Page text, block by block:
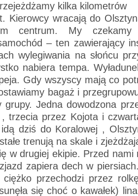
kilka kilometrów
Kierowcy wracają do
centrum. My
– ten zawierający
wylegiwania na słońcu
nabiera tempa.
Gdy wszyscy mają co
bagaż i
grupy. Jedna dowodzona
trzecia przez Kojota i
dziś do Koralowej ,
trenują na skale i
w drugiej ekipie. Przed
zapiera dech w
przechodzi przez
się choć o kawałek)